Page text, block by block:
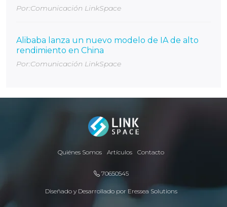
Por:Comunicación LinkSpace
Alibaba lanza un nuevo modelo de IA de alto
rendimiento en China
Por:Comunicación LinkSpace
Quiénes Somos Artículos Contacto
70650545
Diseñado y Desarrollado por Eressea Solutions